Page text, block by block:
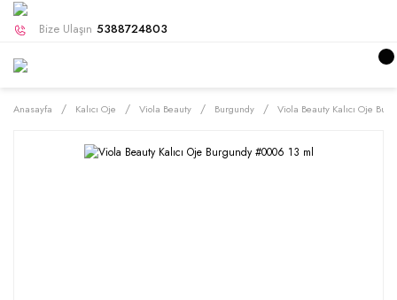
Bize Ulaşın 5388724803
Anasayfa Kalıcı Oje Viola Beauty Burgundy Viola Beauty Kalıcı Oje